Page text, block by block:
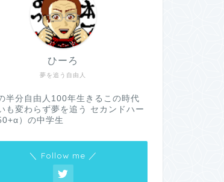
夢を追う自由人
ひーろ
半分自由人100年生きるこの時代
も変わらず夢を追う セカンドハー
）の中学生
＼ Follow me ／